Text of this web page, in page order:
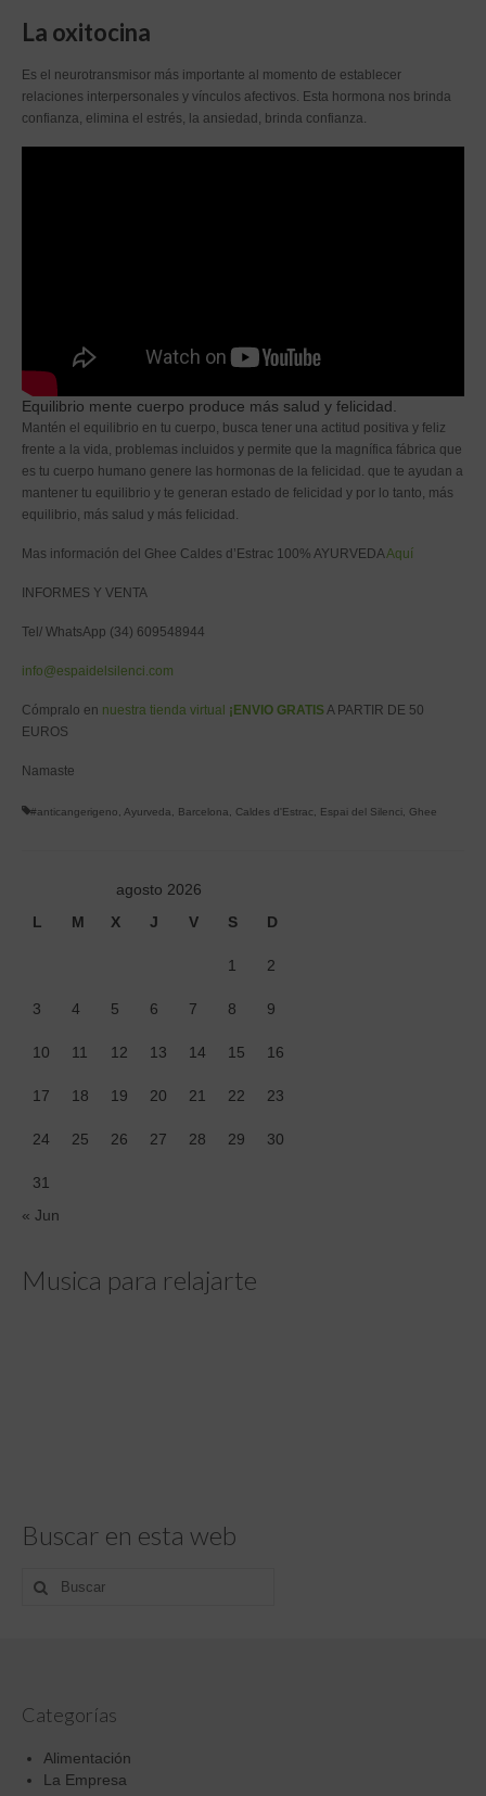
La oxitocina
Es el neurotransmisor más importante al momento de establecer
relaciones interpersonales y vínculos afectivos. Esta hormona nos brinda
confianza, elimina el estrés, la ansiedad, brinda confianza.
Equilibrio mente cuerpo produce más salud y felicidad.
Mantén el equilibrio en tu cuerpo, busca tener una actitud positiva y feliz
frente a la vida, problemas incluidos y permite que la magnífica fábrica que
es tu cuerpo humano genere las hormonas de la felicidad. que te ayudan a
mantener tu equilibrio y te generan estado de felicidad y por lo tanto, más
equilibrio, más salud y más felicidad.
Mas información del Ghee Caldes d’Estrac 100% AYURVEDAAquí
INFORMES Y VENTA
Tel/ WhatsApp (34) 609548944
info@espaidelsilenci.com
Cómpralo en nuestra tienda virtual ¡ENVIO GRATISA PARTIR DE 50
EUROS
Namaste
#anticangerigeno Ayurveda Barcelona Caldes d'Estrac Espai del Silenci Ghee
agosto 2026
L
M X J V S D
1 2
3 4 5 6 7 8 9
10 11 12 13 14 15 16
17 18 19 20 21 22 23
24 25 26 27 28 29 30
31
« Jun
Musica para relajarte
Buscar en esta web
Buscar
por:
Categorías
Alimentación
La Empresa